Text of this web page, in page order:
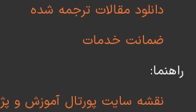
دانلود مقالات ترجمه شده
ضمانت خدمات
راهنما:
نقشه سایت پورتال آموزش و